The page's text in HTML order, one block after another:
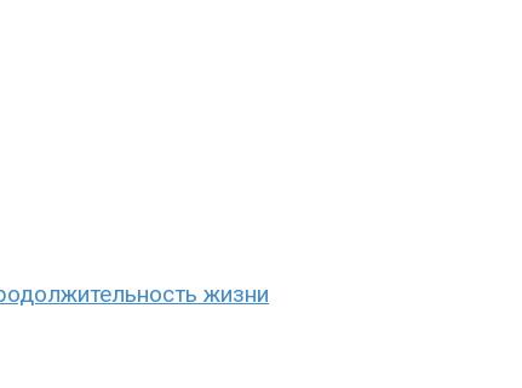
жизни